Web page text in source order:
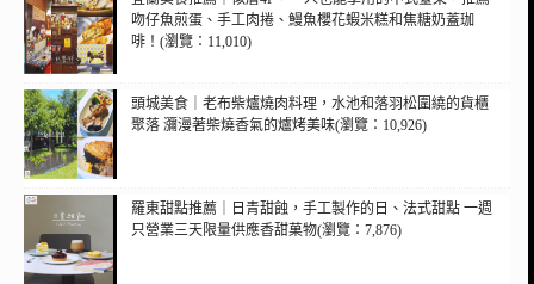
吻仔魚煎蛋、手工肉捲、鰻魚櫻花蝦米糕和焦糖奶蓋珈
啡！(瀏覽：11,010)
頭城美食｜老布柴爐燒肉料理，水池和落羽松圍繞的貨櫃
聚落 瀰漫著柴燒香氣的爐烤美味(瀏覽：10,926)
羅東甜點推薦｜日青甜蝕，手工製作的日、法式甜點 一週
只營業三天限量供應香甜菓物(瀏覽：7,876)